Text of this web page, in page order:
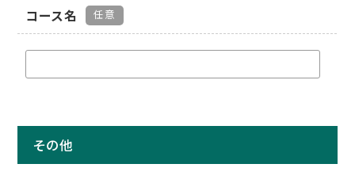
コース名 任意
その他